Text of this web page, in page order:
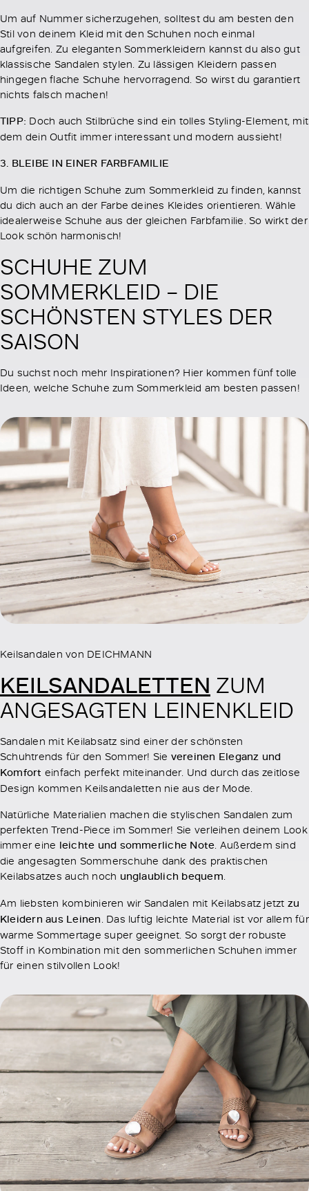
Um auf Nummer sicherzugehen, solltest du am besten den
Stil von deinem Kleid mit den Schuhen noch einmal
aufgreifen. Zu eleganten Sommerkleidern kannst du also gut
klassische Sandalen stylen. Zu lässigen Kleidern passen
hingegen flache Schuhe hervorragend. So wirst du garantiert
nichts falsch machen!
TIPP: Doch auch Stilbrüche sind ein tolles Styling-Element, mit
dem dein Outfit immer interessant und modern aussieht!
3. BLEIBE IN EINER FARBFAMILIE
Um die richtigen Schuhe zum Sommerkleid zu finden, kannst
du dich auch an der Farbe deines Kleides orientieren. Wähle
idealerweise Schuhe aus der gleichen Farbfamilie. So wirkt der
Look schön harmonisch!
SCHUHE ZUM
SOMMERKLEID – DIE
SCHÖNSTEN STYLES DER
SAISON
Du suchst noch mehr Inspirationen? Hier kommen fünf tolle
Ideen, welche Schuhe zum Sommerkleid am besten passen!
Keilsandalen von DEICHMANN
KEILSANDALETTEN ZUM
ANGESAGTEN LEINENKLEID
Sandalen mit Keilabsatz sind einer der schönsten
Schuhtrends für den Sommer! Sie vereinen Eleganz und
Komfort einfach perfekt miteinander. Und durch das zeitlose
Design kommen Keilsandaletten nie aus der Mode.
Natürliche Materialien machen die stylischen Sandalen zum
perfekten Trend-Piece im Sommer! Sie verleihen deinem Look
immer eine leichte und sommerliche Note. Außerdem sind
die angesagten Sommerschuhe dank des praktischen
Keilabsatzes auch noch unglaublich bequem.
Am liebsten kombinieren wir Sandalen mit Keilabsatz jetzt zu
Kleidern aus Leinen. Das luftig leichte Material ist vor allem für
warme Sommertage super geeignet. So sorgt der robuste
Stoff in Kombination mit den sommerlichen Schuhen immer
für einen stilvollen Look!